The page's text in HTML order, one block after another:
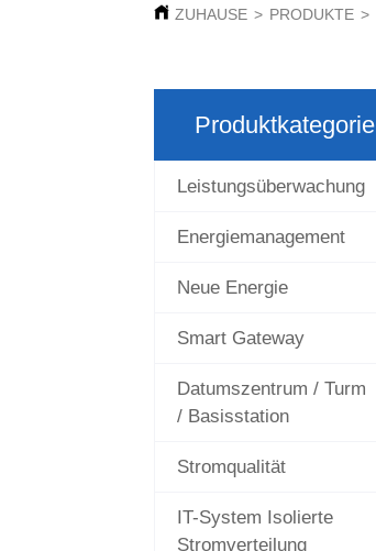
ZUHAUSE > PRODUKTE >
Produktkategorie
Leistungsüberwachung
Energiemanagement
Neue Energie
Smart Gateway
Datumszentrum / Turm
/ Basisstation
Stromqualität
IT-System Isolierte
Stromverteilung